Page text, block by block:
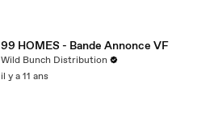
99 HOMES - Bande Annonce VF
Wild Bunch Distribution
il y a 11 ans